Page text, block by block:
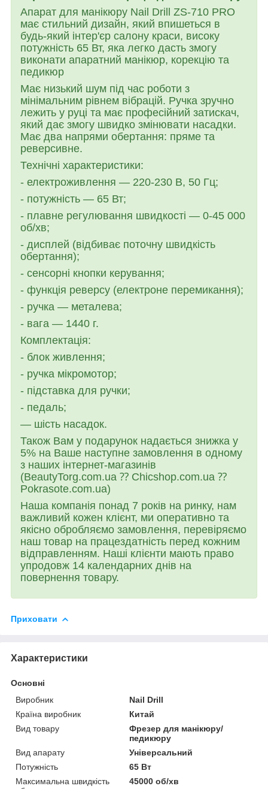
Апарат для манікюру Nail Drill ZS-710 PRO
має стильний дизайн, який впишеться в
будь-який інтер'єр салону краси, високу
потужність 65 Вт, яка легко дасть змогу
виконати апаратний манікюр, корекцію та
педикюр
Має низький шум під час роботи з
мінімальним рівнем вібрацій. Ручка зручно
лежить у руці та має професійний затискач,
який дає змогу швидко змінювати насадки.
Має два напрями обертання: пряме та
реверсивне.
Технічні характеристики:
- електроживлення — 220-230 В, 50 Гц;
- потужність — 65 Вт;
- плавне регулювання швидкості — 0-45 000
об/хв;
- дисплей (відбиває поточну швидкість
обертання);
- сенсорні кнопки керування;
- функція реверсу (електроне перемикання);
- ручка — металева;
- вага — 1440 г.
Комплектація:
- блок живлення;
- ручка мікромотор;
- підставка для ручки;
- педаль;
— шість насадок.
Також Вам у подарунок надається знижка у
5% на Ваше наступне замовлення в одному
з наших інтернет-магазинів
(BeautyTorg.com.ua ⁇ Chicshop.com.ua ⁇
Pokrasote.com.ua)
Наша компанія понад 7 років на ринку, нам
важливий кожен клієнт, ми оперативно та
якісно обробляємо замовлення, перевіряємо
наш товар на працездатність перед кожним
відправленням. Наші клієнти мають право
упродовж 14 календарних днів на
повернення товару.
Приховати
Характеристики
Основні
Виробник
Nail Drill
Країна виробник
Китай
Вид товару
Фрезер для манікюру/
педикюру
Вид апарату
Універсальний
Потужність
65 Вт
Максимальна швидкість
45000 об/хв